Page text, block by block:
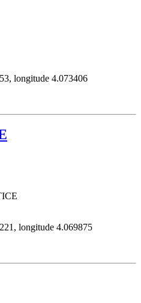
longitude 4.073406
longitude 4.069875